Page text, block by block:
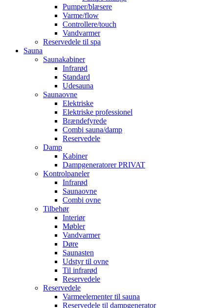
Pumper/blæsere
Varme/flow
Controllere/touch
Vandvarmer
Reservedele til spa
Sauna
Saunakabiner
Infrarød
Standard
Udesauna
Saunaovne
Elektriske
Elektriske professionel
Brændefyrede
Combi sauna/damp
Reservedele
Damp
Kabiner
Dampgeneratorer PRIVAT
Kontrolpaneler
Infrarød
Saunaovne
Combi ovne
Tilbehør
Interiør
Møbler
Vandvarmer
Døre
Saunasten
Udstyr til ovne
Til infrarød
Reservedele
Reservedele
Varmeelementer til sauna
Reservedele til dampgenerator